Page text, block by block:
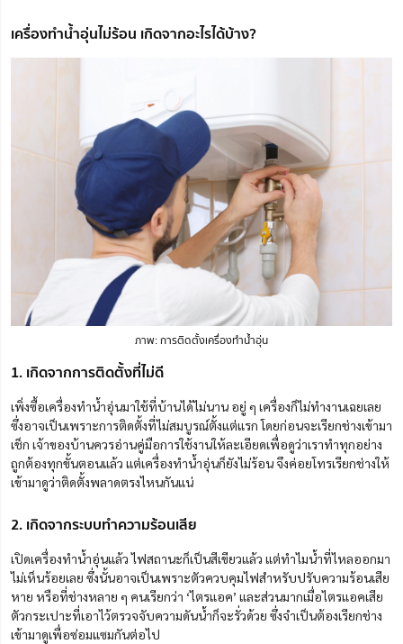
เครื่องทําน้ำอุ่นไม่ร้อน เกิดจากอะไรได้บ้าง?
ภาพ: การติดตั้งเครื่องทําน้ำอุ่น
1. เกิดจากการติดตั้งที่ไม่ดี
เพิ่งซื้อเครื่องทำน้ำอุ่นมาใช้ที่บ้านได้ไม่นาน อยู่ ๆ เครื่องก็ไม่ทำงานเฉยเลย
ซึ่งอาจเป็นเพราะการติดตั้งที่ไม่สมบูรณ์ตั้งแต่แรก โดยก่อนจะเรียกช่างเข้ามา
เช็ก เจ้าของบ้านควรอ่านคู่มือการใช้งานให้ละเอียดเพื่อดูว่าเราทำทุกอย่าง
ถูกต้องทุกขั้นตอนแล้ว แต่เครื่องทำน้ำอุ่นก็ยังไม่ร้อน จึงค่อยโทรเรียกช่างให้
เข้ามาดูว่าติดตั้งพลาดตรงไหนกันแน่
2. เกิดจากระบบทำความร้อนเสีย
เปิดเครื่องทำน้ำอุ่นแล้ว ไฟสถานะก็เป็นสีเขียวแล้ว แต่ทำไมน้ำที่ไหลออกมา
ไม่เห็นร้อยเลย ซึ่งนั้นอาจเป็นเพราะตัวควบคุมไฟสำหรับปรับความร้อนเสีย
หาย หรือที่ช่างหลาย ๆ คนเรียกว่า ‘ไตรแอค’ และส่วนมากเมื่อไตรแอคเสีย
ตัวกระเปาะที่เอาไว้ตรวจจับความดันน้ำก็จะรั่วด้วย ซึ่งจำเป็นต้องเรียกช่าง
เข้ามาดูเพื่อซ่อมแซมกันต่อไป